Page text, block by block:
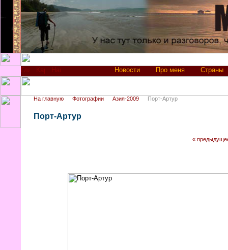
Новости Про меня Страны
На главную Фотографии Азия-2009 Порт-Артур
Порт-Артур
«